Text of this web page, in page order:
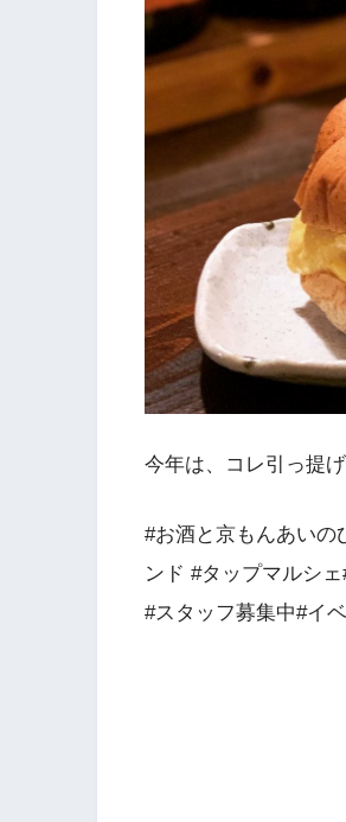
今年は、コレ引っ提
#お酒と京もんあいの
ンド #タップマルシ
#スタッフ募集中#イ